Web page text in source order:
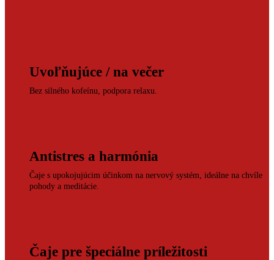
Uvoľňujúce / na večer
Bez silného kofeínu, podpora relaxu.
Antistres a harmónia
Čaje s upokojujúcim účinkom na nervový systém, ideálne na chvíle
pohody a meditácie.
Čaje pre špeciálne príležitosti